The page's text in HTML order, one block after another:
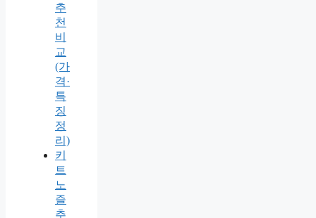
추
천
비
교
(가
격·
특
징
정
리)
키
트
노
즐
추